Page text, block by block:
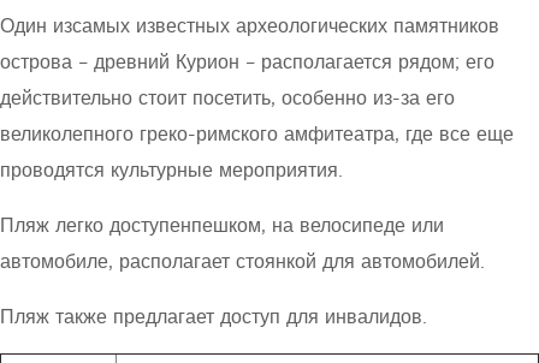
Один изсамых известных археологических памятников
острова – древний Курион – располагается рядом; его
действительно стоит посетить, особенно из-за его
великолепного греко-римского амфитеатра, где все еще
проводятся культурные мероприятия.
Пляж легко доступенпешком, на велосипеде или
автомобиле, располагает стоянкой для автомобилей.
Пляж также предлагает доступ для инвалидов.